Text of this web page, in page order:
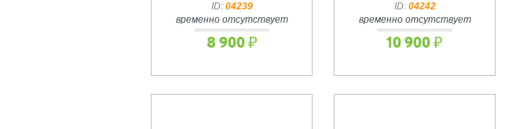
ID: 04239
временно отсутствует
8 900 ₽
ID: 04242
временно отсутствует
10 900 ₽